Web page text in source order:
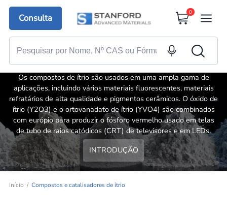
Consulta
0
Compostos e catalisadores de ítrio
Os compostos de ítrio são usados em uma ampla gama de
aplicações, incluindo vários materiais fluorescentes, materiais
refratários de alta qualidade e pigmentos cerâmicos. O óxido de
ítrio (Y2O3) e o ortovanadato de ítrio (YVO4) são combinados
com európio para produzir o fósforo vermelho usado em telas
de tubo de raios catódicos (CRT) de televisores e em LEDs.
INTRODUÇÃO
Início Compostos e catalisadores de ítrio